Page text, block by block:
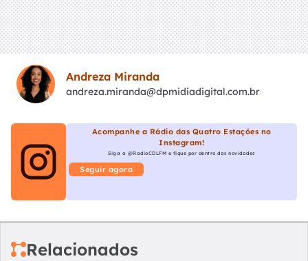
Andreza Miranda
andreza.miranda@dpmidiadigital.com.br
Acompanhe a Rádio das Quatro Estações no
Instagram!
Siga a @RadioCDLFM e fique por dentro das novidades
Seguir agora
Relacionados